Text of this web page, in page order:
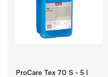
ProCare Tex 70 S - 5 l